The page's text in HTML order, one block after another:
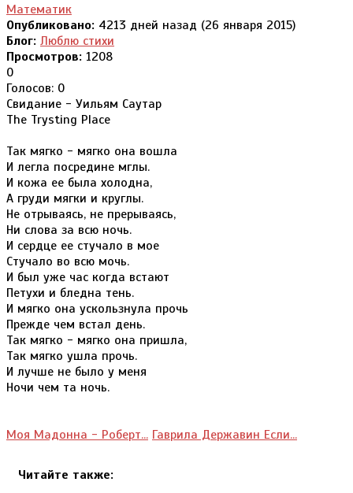
Математик
Опубликовано: 4213 дней назад (26 января 2015)
Блог: Люблю стихи
Просмотров: 1208
0
Голосов: 0
Свидание - Уильям Саутар
The Trysting Place
Так мягко - мягко она вошла
И легла посредине мглы.
И кожа ее была холодна,
А груди мягки и круглы.
Не отрываясь, не прерываясь,
Ни слова за всю ночь.
И сердце ее стучало в мое
Стучало во всю мочь.
И был уже час когда встают
Петухи и бледна тень.
И мягко она ускользнула прочь
Прежде чем встал день.
Так мягко - мягко она пришла,
Так мягко ушла прочь.
И лучше не было у меня
Ночи чем та ночь.
Моя Мадонна - Роберт... Гаврила Державин Если...
Читайте также: